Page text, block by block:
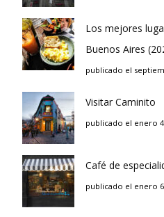
Los mejores
Buenos Aires
publicado el
Visitar Caminito
publicado el enero
Café de
publicado el enero